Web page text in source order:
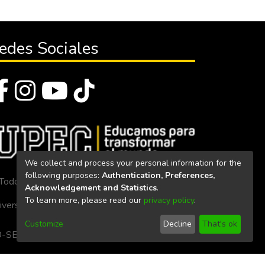
Sociales
los derechos reservados 2023
Politécnica Estatal del Carchi
SE-33-CACES-2020
We collect and process your personal information for the
following purposes: Authentication, Preferences,
Acknowledgement and Statistics.
To learn more, please read our privacy policy.
Customize Decline That's ok